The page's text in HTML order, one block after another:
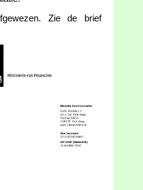
Zie de brief